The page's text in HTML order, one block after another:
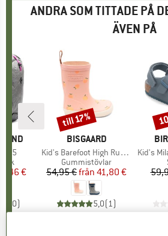
ANDRA SOM TITTADE PÅ
ÄVEN PÅ
25
pris
€
0)
VARUMÄRKE
BISGAARD
Produkter
Kid's Barefoot High Rubber
Produktgrupp
Gummistövlar
Pris
54,95 € Reducerat pris
från 41,80 €
5,0(1)
Rabatt
till 17%
Kid's